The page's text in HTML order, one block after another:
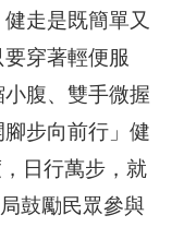
走是既簡單又
穿著輕便服
腹、雙手微握
步向前行」健
日行萬步，就
鼓勵民眾參與